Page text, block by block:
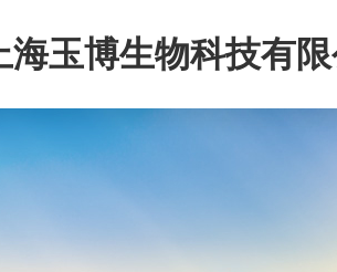
海玉博生物科技有